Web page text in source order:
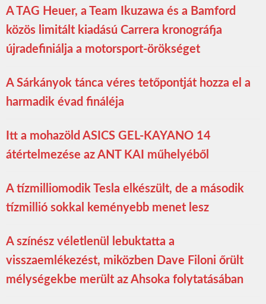
A TAG Heuer, a Team Ikuzawa és a Bamford
közös limitált kiadású Carrera kronográfja
újradefiniálja a motorsport-örökséget
A Sárkányok tánca véres tetőpontját hozza el a
harmadik évad fináléja
Itt a mohazöld ASICS GEL-KAYANO 14
átértelmezése az ANT KAI műhelyéből
A tízmilliomodik Tesla elkészült, de a második
tízmillió sokkal keményebb menet lesz
A színész véletlenül lebuktatta a
visszaemlékezést, miközben Dave Filoni őrült
mélységekbe merült az Ahsoka folytatásában